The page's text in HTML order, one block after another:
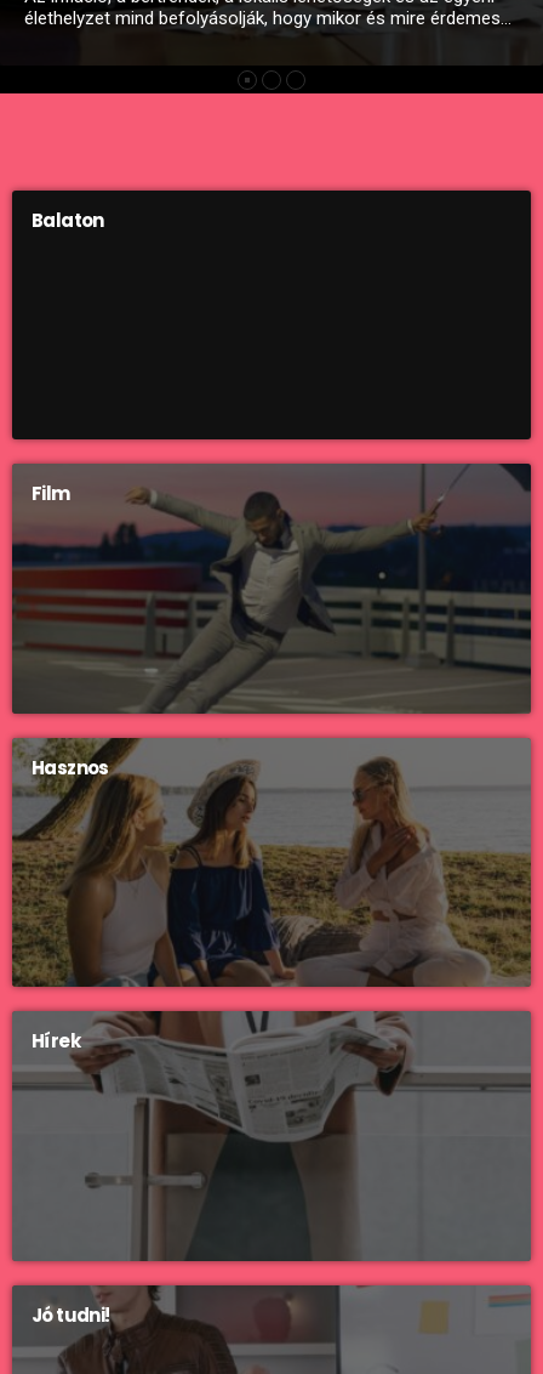
vállalás a badacsonyi vendéglátóktól: egy-egy hétvégére
tematikus kajaélményt és párosított, olykor extra
szortimentet felvonultató italkombinációkat varázsolnak az
őszhöz, télhez, és tavaszhoz. Mutatjuk mi várható. A nyáron
Balaton
Film
Hasznos
Hírek
Jó tudni!